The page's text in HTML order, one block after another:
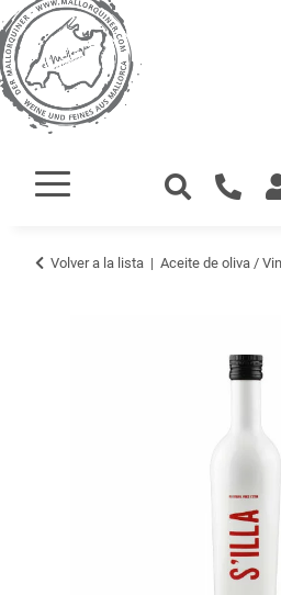
Volver a la lista Aceite de oliva /